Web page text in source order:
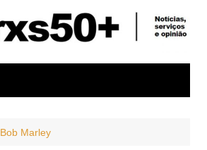
Bob Marley